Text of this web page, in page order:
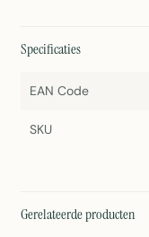
Specificaties
EAN Code
SKU
Gerelateerde producten